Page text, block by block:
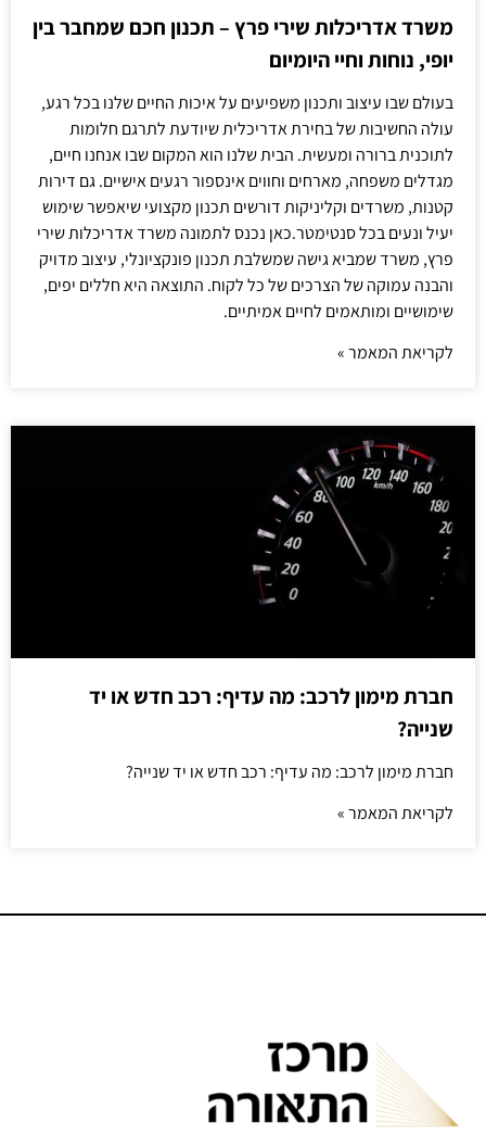
משרד אדריכלות שירי פרץ – תכנון חכם שמחבר בין
יופי, נוחות וחיי היומיום
בעולם שבו עיצוב ותכנון משפיעים על איכות החיים שלנו בכל רגע,
עולה החשיבות של בחירת אדריכלית שיודעת לתרגם חלומות
לתוכנית ברורה ומעשית. הבית שלנו הוא המקום שבו אנחנו חיים,
מגדלים משפחה, מארחים וחווים אינספור רגעים אישיים. גם דירות
קטנות, משרדים וקליניקות דורשים תכנון מקצועי שיאפשר שימוש
יעיל ונעים בכל סנטימטר.כאן נכנס לתמונה משרד אדריכלות שירי
פרץ, משרד שמביא גישה שמשלבת תכנון פונקציונלי, עיצוב מדויק
והבנה עמוקה של הצרכים של כל לקוח. התוצאה היא חללים יפים,
שימושיים ומותאמים לחיים אמיתיים.
לקריאת המאמר »
חברת מימון לרכב: מה עדיף: רכב חדש או יד
שנייה?
חברת מימון לרכב: מה עדיף: רכב חדש או יד שנייה?
לקריאת המאמר »